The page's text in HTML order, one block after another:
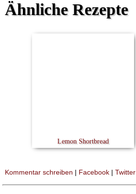
Ähnliche Rezepte
Lemon Shortbread
Kommentar schreiben | Facebook | Twitter